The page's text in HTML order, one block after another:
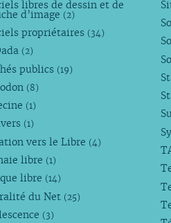
libres de dessin et de
d’image (2)
propriétaires (34)
(2)
publics (19)
(8)
(1)
(1)
vers le Libre (4)
libre (1)
libre (14)
du Net (25)
(3)